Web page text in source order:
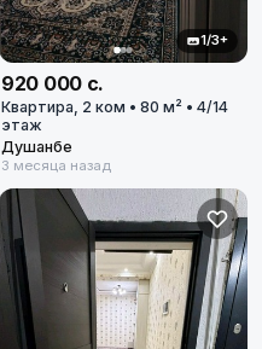
1/3+
920 000 с.
Квартира, 2 ком • 80 м² • 4/14
этаж
Душанбе
3 месяца назад